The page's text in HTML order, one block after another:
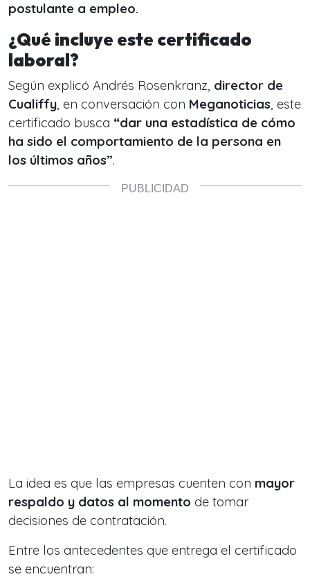
postulante a empleo.
¿Qué incluye este certificado
laboral?
Según explicó Andrés Rosenkranz, director de
Cualiffy, en conversación con Meganoticias, este
certificado busca “dar una estadística de cómo
ha sido el comportamiento de la persona en
los últimos años”.
La idea es que las empresas cuenten con mayor
respaldo y datos al momento de tomar
decisiones de contratación.
Entre los antecedentes que entrega el certificado
se encuentran: